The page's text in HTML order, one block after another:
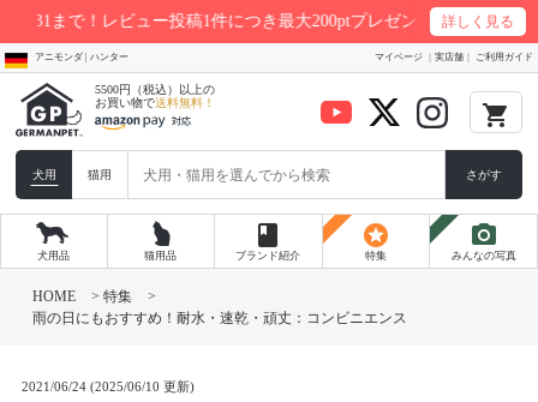
で！レビュー投稿1件につき最大200ptプレゼント 詳しく見る
アニモンダ | ハンター マイページ 実店舗 ご利用ガイド
5500円（税込）以上の
お買い物で送料無料！ local_grocery_store
犬用 猫用 さがす
犬用品 猫用品
book
ブランド紹介
stars
特集
photo_camera
みんなの写真
HOME > 特集
>
雨の日にもおすすめ！耐水・速乾・頑丈：コンビニエンス
2021/06/24 (2025/06/10 更新)